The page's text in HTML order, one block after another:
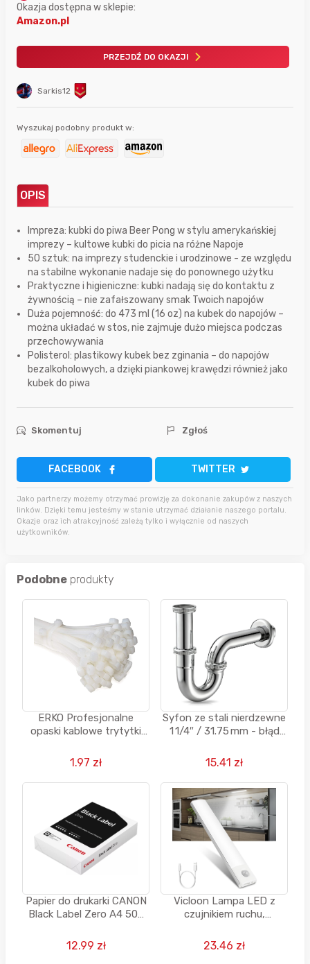
Sarkis12
Okazja dostępna w sklepie:
Amazon.pl
PRZEJDŹ DO OKAZJI
Wyszukaj podobny produkt w:
OPIS
Impreza: kubki do piwa Beer Pong w stylu amerykańskiej
imprezy – kultowe kubki do picia na różne Napoje
50 sztuk: na imprezy studenckie i urodzinowe - ze względu
na stabilne wykonanie nadaje się do ponownego użytku
Praktyczne i higieniczne: kubki nadają się do kontaktu z
żywnością – nie zafałszowany smak Twoich napojów
Duża pojemność: do 473 ml (16 oz) na kubek do napojów –
można układać w stos, nie zajmuje dużo miejsca podczas
przechowywania
Polisterol: plastikowy kubek bez zginania – do napojów
bezalkoholowych, a dzięki piankowej krawędzi również jako
kubek do piwa
Skomentuj Zgłoś
FACEBOOK TWITTER
Jako partnerzy możemy otrzymać prowizję za dokonanie zakupów z naszych
linków. Dzięki temu jesteśmy w stanie utrzymać działanie naszego portalu.
Okazje oraz ich atrakcyjność zależą tylko i wyłącznie od naszych
użytkowników.
Podobne produkty
ERKO Profesjonalne
opaski kablowe trytytki
błąd cenowy
1.97 zł
Syfon ze stali nierdzewne
1 1/4″ / 31.75 mm - błąd
15.41 zł
Papier do drukarki CANON
Black Label Zero A4 500
12.99 zł
Vicloon Lampa LED z
czujnikiem ruchu,
możliwość ściemniania +
kabel USB-C
23.46 zł